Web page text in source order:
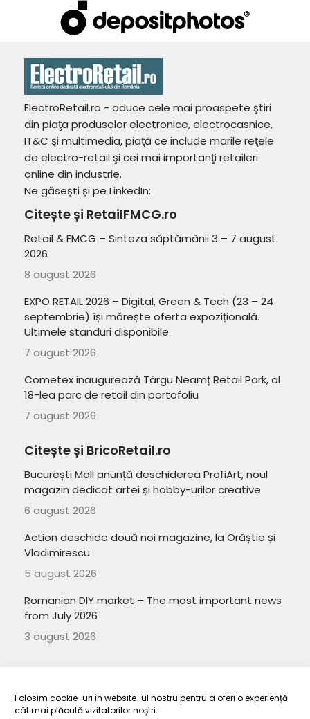
Folosim cookie-uri în website-ul nostru pentru a oferi o experiență
cât mai plăcută vizitatorilor noștri.
ElectroRetail.ro - aduce cele mai proaspete ştiri
din piaţa produselor electronice, electrocasnice,
IT&C şi multimedia, piaţă ce include marile reţele
de electro-retail şi cei mai importanţi retaileri
online din industrie.
Ne găsești și pe LinkedIn:
Citește și RetailFMCG.ro
Retail & FMCG – Sinteza săptămânii 3 – 7 august
2026
8 august 2026
EXPO RETAIL 2026 – Digital, Green & Tech (23 – 24
septembrie) își mărește oferta expozițională.
Ultimele standuri disponibile
7 august 2026
Cometex inaugurează Târgu Neamț Retail Park, al
18-lea parc de retail din portofoliu
7 august 2026
Citește și BricoRetail.ro
București Mall anunță deschiderea ProfiArt, noul
magazin dedicat artei și hobby-urilor creative
6 august 2026
Action deschide două noi magazine, la Orăștie și
Vladimirescu
5 august 2026
Romanian DIY market – The most important news
from July 2026
3 august 2026